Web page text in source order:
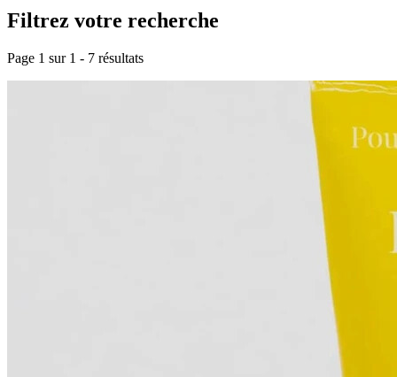
Filtrez votre recherche
Page 1 sur 1 - 7 résultats